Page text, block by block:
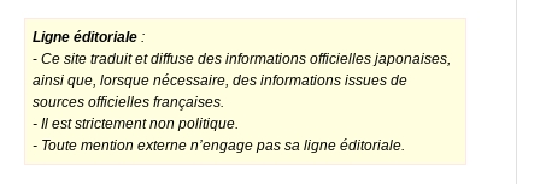
Ligne éditoriale :
- Ce site traduit et diffuse des informations officielles japonaises,
ainsi que, lorsque nécessaire, des informations issues de
sources officielles françaises.
- Il est strictement non politique.
- Toute mention externe n’engage pas sa ligne éditoriale.